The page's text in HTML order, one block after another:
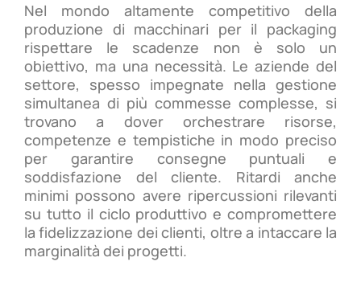
Nel mondo altamente competitivo della
produzione di macchinari per il packaging
rispettare le scadenze non è solo un
obiettivo, ma una necessità. Le aziende del
settore, spesso impegnate nella gestione
simultanea di più commesse complesse, si
trovano a dover orchestrare risorse,
competenze e tempistiche in modo preciso
per garantire consegne puntuali e
soddisfazione del cliente. Ritardi anche
minimi possono avere ripercussioni rilevanti
su tutto il ciclo produttivo e compromettere
la fidelizzazione dei clienti, oltre a intaccare la
marginalità dei progetti.